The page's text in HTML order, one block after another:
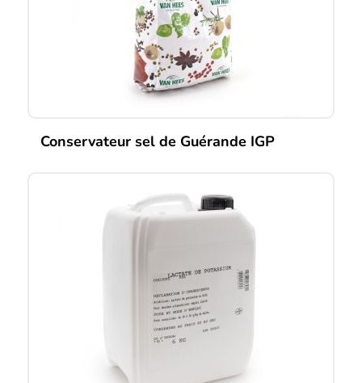
Conservateur sel de Guérande IGP